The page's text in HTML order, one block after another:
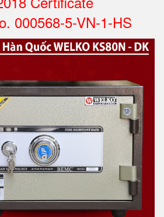
000568-5-VN-1-HS